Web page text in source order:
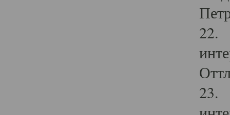
22.
23.